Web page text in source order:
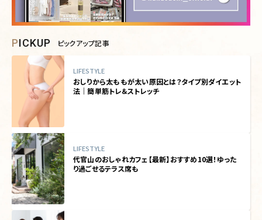
PICKUP ピックアップ記事
LIFESTYLE
おしりから太ももが太い原因とは？タイプ別ダイエット
法｜簡単筋トレ＆ストレッチ
LIFESTYLE
代官山のおしゃれカフェ【最新】おすすめ10選！ゆった
り過ごせるテラス席も